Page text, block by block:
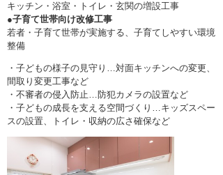
キッチン・浴室・トイレ・玄関の増設工事
●子育て世帯向け改修工事
若者・子育て世帯が実施する、子育てしやすい環境
整備
・子どもの様子の見守り…対面キッチンへの変更、
間取り変更工事など
・不審者の侵入防止…防犯カメラの設置など
・子どもの成長を支える空間づくり…キッズスペー
スの設置、トイレ・収納の広さ確保など